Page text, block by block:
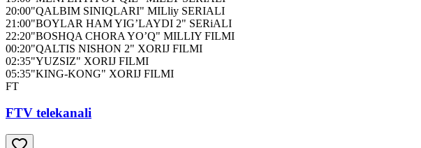
20:00"QALBIM SINIQLARI" MILliy SERIALI
21:00"BOYLAR HAM YIG’LAYDI 2" SERiALI
22:20"BOSHQA CHORA YO’Q" MILLIY FILMI
00:20"QALTIS NISHON 2" XORIJ FILMI
02:35"YUZSIZ" XORIJ FILMI
05:35"KING-KONG" XORIJ FILMI
FT
FTV telekanali